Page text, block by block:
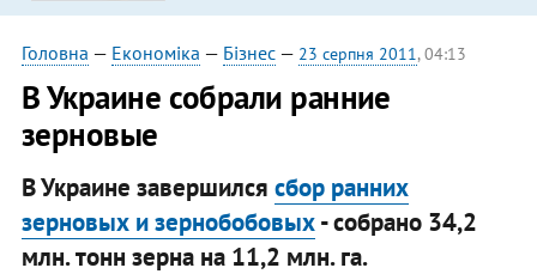
Головна — Економіка — Бізнес— 23 серпня 2011, 04:13
​В Украине собрали ранние
зерновые
В Украине завершился сбор ранних
зерновых и зернобобовых- собрано 34,2
млн. тонн зерна на 11,2 млн. га.